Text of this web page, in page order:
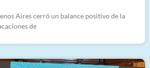
Aires cerró un balance positivo de la
de